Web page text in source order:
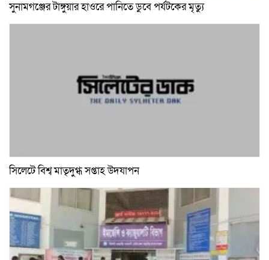
সুনামগঞ্জের টাঙ্গুয়ার হাওরে পানিতে ডুবে পর্যটকের মৃত্যু
সিলেটে বিশ্ব মাতৃদুগ্ধ সপ্তাহ উদযাপন